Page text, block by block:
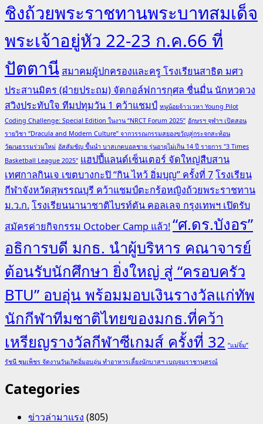
ชิงถ้วยพระราชทานพระบาทสมเด็จ
พระเจ้าอยู่หัว 22-23 ก.ค.66 ที่
ปัตตานี สมาคมผู้ปกครองและครู โรงเรียนสาธิต มศว
ประสานมิตร (ฝ่ายประถม) จัดกอล์ฟการกุศล ชื่นมื่น นักหวดวง
สวิงประทับใจ ทีมปทุมวัน 1 คว้าแชมป์ หนูน้อยจ้าวเวหา Young Pilot
Coding Challenge: Special Edition ในงาน “NRCT Forum 2025” อักษรฯ จุฬาฯ เปิดสอน
รายวิชา “Dracula and Modern Culture” จากวรรณกรรมสยองขวัญสู่กระจกสะท้อน
วัฒนธรรมร่วมใหม่ อัสสัมชัญ ขึ้นนำ บาสเกตบอลชาย รุ่นอายุไม่เกิน 14 ปี รายการ "3 Times
Basketball League 2025" แฮปปี้แลนด์เซ็นเตอร์ จัดใหญ่สืบสาน
เทศกาลกินเจ เขตบางกะปิ “กิน ไหว้ อิ่มบุญ” ครั้งที่ 7โรงเรียน
กีฬาจังหวัดสุพรรณบุรี คว้าแชมป์ตะกร้อหญิงถ้วยพระราชทาน
ม.ว.ก.โรงเรียนนานาชาติไบรท์ตัน คอลเลจ กรุงเทพฯ เปิดรับ
สมัครค่ายกิจกรรม October Camp แล้ว!“ศ.ดร.บังอร”
อธิการบดี มกธ. นำผู้บริหาร คณาจารย์
ต้อนรับนักศึกษา ยิ่งใหญ่ สู่ “ครอบครัว
BTU” อบอุ่น พร้อมมอบเงินรางวัลแก่ทัพ
นักกีฬาทีมชาติไทยของมกธ.ที่คว้า
เหรียญรางวัลกีฬาซีเกมส์ ครั้งที่ 32 “แม่จิ๋ม”
รัชนี ชุมเพ็ชร จัดงานวันเกิดอิ่มอบอุ่น ทำอาหารเลี้ยงนักบาสฯ เบญจมราชานุสรณ์
Categories
ข่าวล่ามาแรง (805)